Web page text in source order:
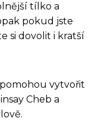
tílko a
pokud jste
si dovolit i kratší
vytvořit
Cheb a